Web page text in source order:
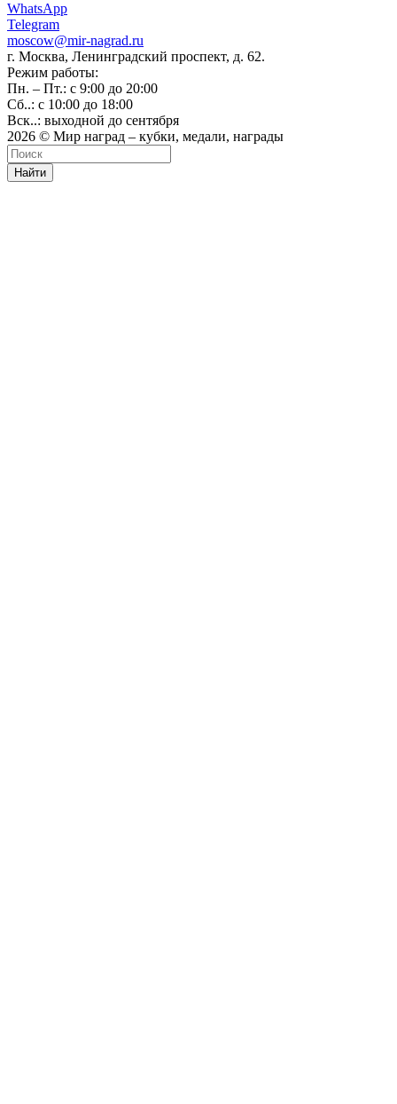
WhatsApp
Telegram
moscow@mir-nagrad.ru
г. Москва, Ленинградский проспект, д. 62.
Режим работы:
Пн. – Пт.: с 9:00 до 20:00
Сб..: с 10:00 до 18:00
Вск..: выходной до сентября
2026 © Мир наград – кубки, медали, награды
Найти